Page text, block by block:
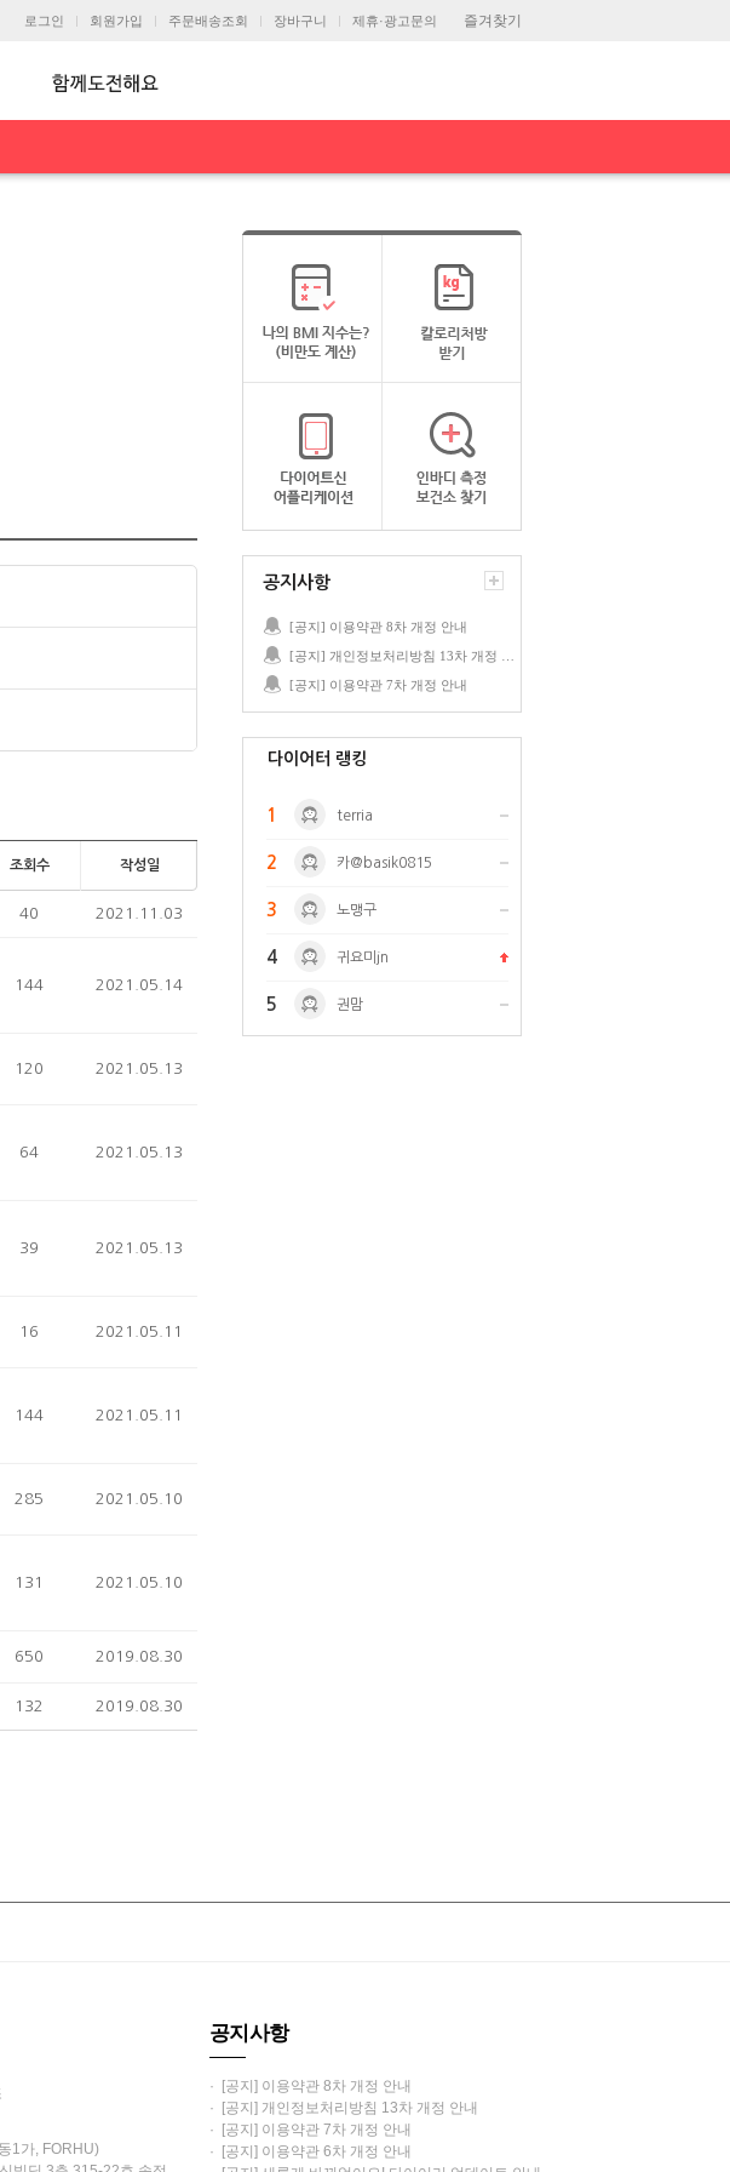
즐겨찾기
로그인 회원가입 주문배송조회 장바구니 제휴·광고문의
조회수 작성일
40 2021.11.03
144 2021.05.14
120 2021.05.13
64 2021.05.13
39 2021.05.13
16 2021.05.11
144 2021.05.11
285 2021.05.10
131 2021.05.10
650 2019.08.30
132 2019.08.30
공지사항
[공지] 이용약관 8차 개정 안내
[공지] 이용약관 7차 개정 안내
다이어터 랭킹
1 terria
2 카@basik0815
3 노맹구
4 귀요미jn
5 권맘
1가, FORHU)
공지사항
· [공지] 이용약관 8차 개정 안내
· [공지] 개인정보처리방침 13차 개정 안내
· [공지] 이용약관 7차 개정 안내
· [공지] 이용약관 6차 개정 안내